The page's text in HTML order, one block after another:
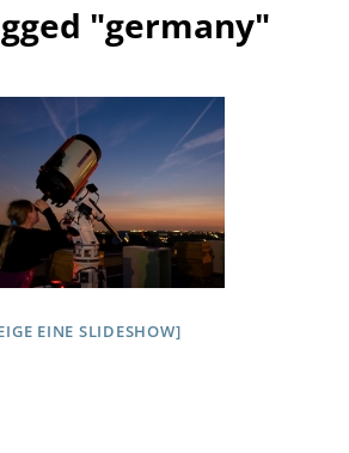
"germany"
EINE SLIDESHOW]